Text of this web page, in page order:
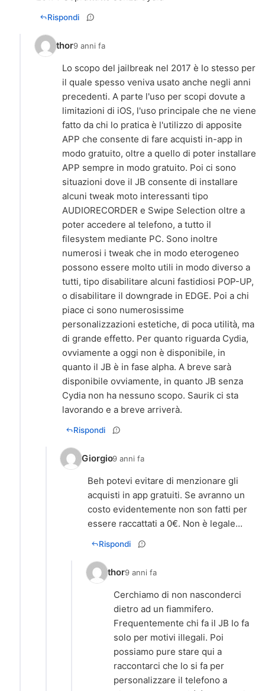
Rispondi
thor9 anni fa
Lo scopo del jailbreak nel 2017 è lo stesso per
il quale spesso veniva usato anche negli anni
precedenti. A parte l'uso per scopi dovute a
limitazioni di iOS, l'uso principale che ne viene
fatto da chi lo pratica è l'utilizzo di apposite
APP che consente di fare acquisti in-app in
modo gratuito, oltre a quello di poter installare
APP sempre in modo gratuito. Poi ci sono
situazioni dove il JB consente di installare
alcuni tweak moto interessanti tipo
AUDIORECORDER e Swipe Selection oltre a
poter accedere al telefono, a tutto il
filesystem mediante PC. Sono inoltre
numerosi i tweak che in modo eterogeneo
possono essere molto utili in modo diverso a
tutti, tipo disabilitare alcuni fastidiosi POP-UP,
o disabilitare il downgrade in EDGE. Poi a chi
piace ci sono numerosissime
personalizzazioni estetiche, di poca utilità, ma
di grande effetto. Per quanto riguarda Cydia,
ovviamente a oggi non è disponibile, in
quanto il JB è in fase alpha. A breve sarà
disponibile ovviamente, in quanto JB senza
Cydia non ha nessuno scopo. Saurik ci sta
lavorando e a breve arriverà.
Rispondi
Giorgio9 anni fa
Beh potevi evitare di menzionare gli
acquisti in app gratuiti. Se avranno un
costo evidentemente non son fatti per
essere raccattati a 0€. Non è legale...
Rispondi
thor9 anni fa
Cerchiamo di non nasconderci
dietro ad un fiammifero.
Frequentemente chi fa il JB lo fa
solo per motivi illegali. Poi
possiamo pure stare qui a
raccontarci che lo si fa per
personalizzare il telefono a